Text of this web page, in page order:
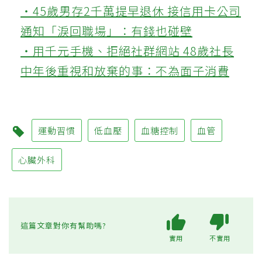
‧45歲男存2千萬提早退休 接信用卡公司
通知「淚回職場」：有錢也碰壁
‧用千元手機、拒絕社群網站 48歲社長
中年後重視和放棄的事：不為面子消費
運動習慣 低血壓 血糖控制 血管
心臟外科
這篇文章對你有幫助嗎?
實用 不實用